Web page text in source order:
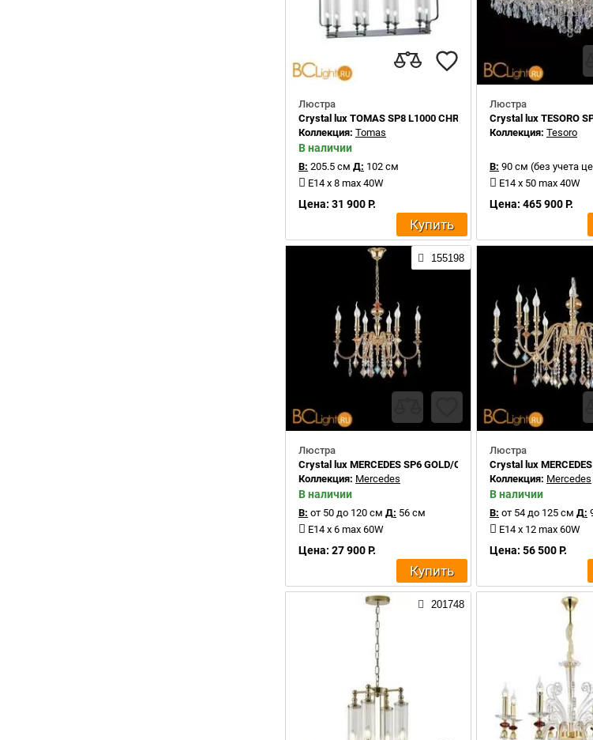
Люстра
Crystal lux TOMAS SP8 L1000 CHROME
Коллекция: Tomas
В наличии
В: 205.5 см Д: 102 см
E14 x 8 max 40W
Цена: 31 900 Р.
Купить
Люстра
Crystal lux TESORO
Коллекция: Tesoro
В: 90 см (без учета
E14 x 50 max 40W
Цена: 465 900 Р.
155198
Люстра
Crystal lux MERCEDES SP6 GOLD/COLOR
Коллекция: Mercedes
В наличии
В: от 50 до 120 см Д: 56 см
E14 x 6 max 60W
Цена: 27 900 Р.
Купить
Люстра
Crystal lux
Коллекция: Mercedes
В наличии
В: от 54 до 125 см Д:
E14 x 12 max 60W
Цена: 56 500 Р.
201748